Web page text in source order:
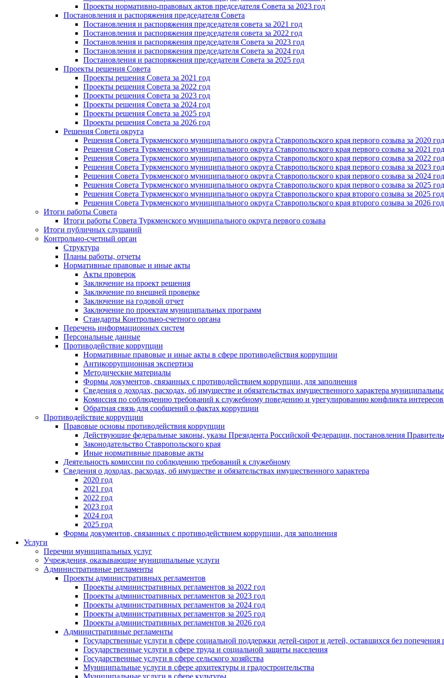
Проекты нормативно-правовых актов председателя Cовета за 2023 год
Постановления и распоряжения председателя Cовета
Постановления и распоряжения председателя совета за 2021 год
Постановления и распоряжения председателя совета за 2022 год
Постановления и распоряжения председателя Cовета за 2023 год
Постановления и распоряжения председателя Cовета за 2024 год
Постановления и распоряжения председателя Cовета за 2025 год
Проекты решения Cовета
Проекты решения Совета за 2021 год
Проекты решения Совета за 2022 год
Проекты решения Cовета за 2023 год
Проекты решения Совета за 2024 год
Проекты решения Совета за 2025 год
Проекты решения Совета за 2026 год
Решения Совета округа
Решения Совета Туркменского муниципального округа Ставропольского края первого созыва за 2020 год
Решения Совета Туркменского муниципального округа Ставропольского края первого созыва за 2021 год
Решения Совета Туркменского муниципального округа Ставропольского края первого созыва за 2022 год
Решения Совета Туркменского муниципального округа Ставропольского края первого созыва за 2023 год
Решения Совета Туркменского муниципального округа Ставропольского края первого созыва за 2024 год
Решения Совета Туркменского муниципального округа Ставропольского края первого созыва за 2025 год
Решения Совета Туркменского муниципального округа Ставропольского края второго созыва за 2025 год
Решения Совета Туркменского муниципального округа Ставропольского края второго созыва за 2026 год
Итоги работы Совета
Итоги работы Совета Туркменского муниципального округа первого созыва
Итоги публичных слушаний
Контрольно-счетный орган
Структура
Планы работы, отчеты
Нормативные правовые и иные акты
Акты проверок
Заключение на проект решения
Заключение по внешней проверке
Заключение на годовой отчет
Заключение по проектам муниципальных программ
Стандарты Контрольно-счетного органа
Перечень информационных систем
Персональные данные
Противодействие коррупции
Нормативные правовые и иные акты в сфере противодействия коррупции
Антикоррупционная экспертиза
Методические материалы
Формы документов, связанных с противодействием коррупции, для заполнения
Сведения о доходах, расходах, об имуществе и обязательствах имущественного характера
Комиссия по соблюдению требований к служебному поведению и урегулированию конфликта интересов
Обратная связь для сообщений о фактах коррупции
Противодействие коррупции
Правовые основы противодействия коррупции
Действующие федеральные законы, указы Президента Российской Федерации, постановления
Законодательство Ставропольского края
Иные нормативные правовые акты
Деятельность комиссии по соблюдению требований к служебному
Сведения о доходах, расходах, об имуществе и обязательствах имущественного характера
2020 год
2021 год
2022 год
2023 год
2024 год
2025 год
Формы документов, связанных с противодействием коррупции, для заполнения
Услуги
Перечни муниципальных услуг
Учреждения, оказывающие муниципальные услуги
Административные регламенты
Проекты административных регламентов
Проекты административных регламентов за 2022 год
Проекты административных регламентов за 2023 год
Проекты административных регламентов за 2024 год
Проекты административных регламентов за 2025 год
Проекты административных регламентов за 2026 год
Административные регламенты
Государственные услуги в сфере социальной поддержки детей-сирот и детей, оставшихся без попечения
Государственные услуги в сфере труда и социальной защиты населения
Государственные услуги в сфере сельского хозяйства
Муниципальные услуги в сфере архитектуры и градостроительства
Муниципальные услуги в сфере культуры